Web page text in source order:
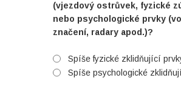
(vjezdový ostrůvek, fyzické
nebo psychologické prvky
značení, radary apod.)?
Spíše fyzické zklidňující
Spíše psychologické